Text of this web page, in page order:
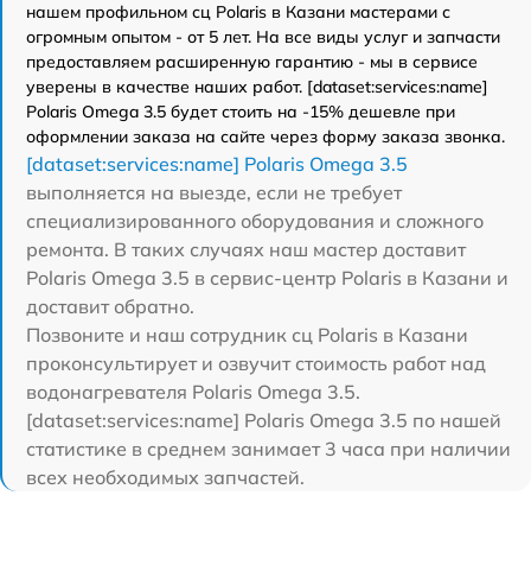
нашем профильном сц Polaris в Казани мастерами с
огромным опытом - от 5 лет. На все виды услуг и запчасти
предоставляем расширенную гарантию - мы в сервисе
уверены в качестве наших работ. [dataset:services:name]
Polaris Omega 3.5 будет стоить на -15% дешевле при
оформлении заказа на сайте через форму заказа звонка.
[dataset:services:name] Polaris Omega 3.5
выполняется на выезде, если не требует
специализированного оборудования и сложного
ремонта. В таких случаях наш мастер доставит
Polaris Omega 3.5 в сервис-центр Polaris в Казани и
доставит обратно.
Позвоните и наш сотрудник сц Polaris в Казани
проконсультирует и озвучит стоимость работ над
водонагревателя Polaris Omega 3.5.
[dataset:services:name] Polaris Omega 3.5 по нашей
статистике в среднем занимает 3 часа при наличии
всех необходимых запчастей.